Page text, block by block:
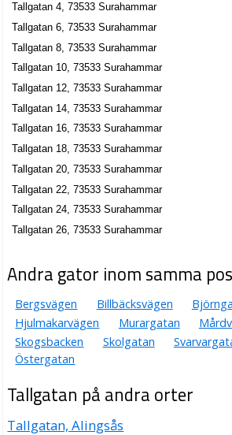
Tallgatan 4, 73533 Surahammar
Tallgatan 6, 73533 Surahammar
Tallgatan 8, 73533 Surahammar
Tallgatan 10, 73533 Surahammar
Tallgatan 12, 73533 Surahammar
Tallgatan 14, 73533 Surahammar
Tallgatan 16, 73533 Surahammar
Tallgatan 18, 73533 Surahammar
Tallgatan 20, 73533 Surahammar
Tallgatan 22, 73533 Surahammar
Tallgatan 24, 73533 Surahammar
Tallgatan 26, 73533 Surahammar
Andra gator inom samma
Bergsvägen Billbäcksvägen
Hjulmakarvägen
Murargatan
Skogsbacken
Skolgatan
Östergatan
Tallgatan på andra orter
Tallgatan, Alingsås